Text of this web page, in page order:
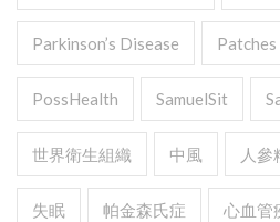
Parkinson’s Disease Patches
PossHealth SamuelSit
世界衛生組織 中風 人參
失眠 帕金森氏症 心血管